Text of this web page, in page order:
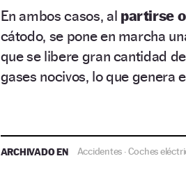
En ambos casos, al partirse
cátodo, se pone en marcha
que se libere gran cantidad de
gases nocivos, lo que genera
ARCHIVADO EN Accidentes ·Coches